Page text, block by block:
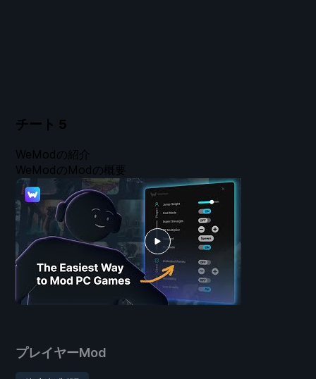
チート 5
プレイヤーMod
WeModの紹介
WeModのModの概要